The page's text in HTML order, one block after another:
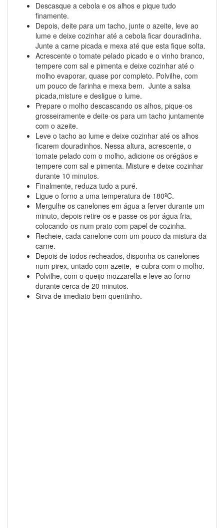
Descasque a cebola e os alhos e pique tudo
finamente.
Depois, deite para um tacho, junte o azeite, leve ao
lume e deixe cozinhar até a cebola ficar douradinha.
Junte a carne picada e mexa até que esta fique solta.
Acrescente o tomate pelado picado e o vinho branco,
tempere com sal e pimenta e deixe cozinhar até o
molho evaporar, quase por completo. Polvilhe, com
um pouco de farinha e mexa bem. Junte a salsa
picada,misture e desligue o lume.
Prepare o molho descascando os alhos, pique-os
grosseiramente e deite-os para um tacho juntamente
com o azeite.
Leve o tacho ao lume e deixe cozinhar até os alhos
ficarem douradinhos. Nessa altura, acrescente, o
tomate pelado com o molho, adicione os orégãos e
tempere com sal e pimenta. Misture e deixe cozinhar
durante 10 minutos.
Finalmente, reduza tudo a puré.
Ligue o forno a uma temperatura de 180ºC.
Mergulhe os canelones em água a ferver durante um
minuto, depois retire-os e passe-os por água fria,
colocando-os num prato com papel de cozinha.
Recheie, cada canelone com um pouco da mistura da
carne.
Depois de todos recheados, disponha os canelones
num pirex, untado com azeite, e cubra com o molho.
Polvilhe, com o queijo mozzarella e leve ao forno
durante cerca de 20 minutos.
Sirva de imediato bem quentinho.